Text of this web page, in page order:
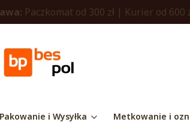
Paczkomat od 300 zł | Kurier od 600
Pakowanie i Wysyłka Metkowanie i